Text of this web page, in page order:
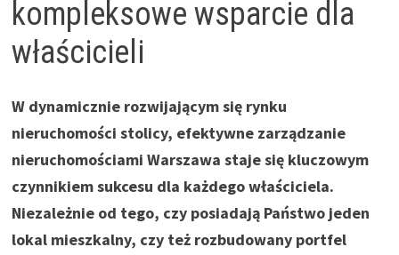
kompleksowe wsparcie dla
właścicieli
W dynamicznie rozwijającym się rynku
nieruchomości stolicy, efektywne zarządzanie
nieruchomościami Warszawa staje się kluczowym
czynnikiem sukcesu dla każdego właściciela.
Niezależnie od tego, czy posiadają Państwo jeden
lokal mieszkalny, czy też rozbudowany portfel